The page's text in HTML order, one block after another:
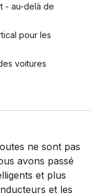
- au-delà de
pour les
voitures
ne sont pas
avons passé
et plus
et les